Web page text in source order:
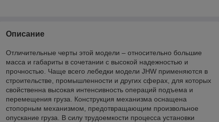
Описание
Отличительные черты этой модели – относительно большие
масса и габариты в сочетании с высокой надежностью и
прочностью. Чаще всего лебедки модели JHW применяются в
строительстве, промышленности и других сферах, для которых
свойственна высокая интенсивность операций подъема и
перемещения груза. Конструкция механизма оснащена
стопорным механизмом, предотвращающим произвольное
опускание груза. В силу трудоемкости процесса установки